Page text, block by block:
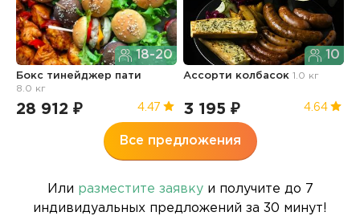
18-20
Бокс тинейджер пати
8.0 кг
28 912 ₽ 4.47
10
Ассорти колбасок1.0 кг
3 195 ₽ 4.64
Все предложения
Или разместите заявкуи получите до 7
индивидуальных предложений за 30 минут!